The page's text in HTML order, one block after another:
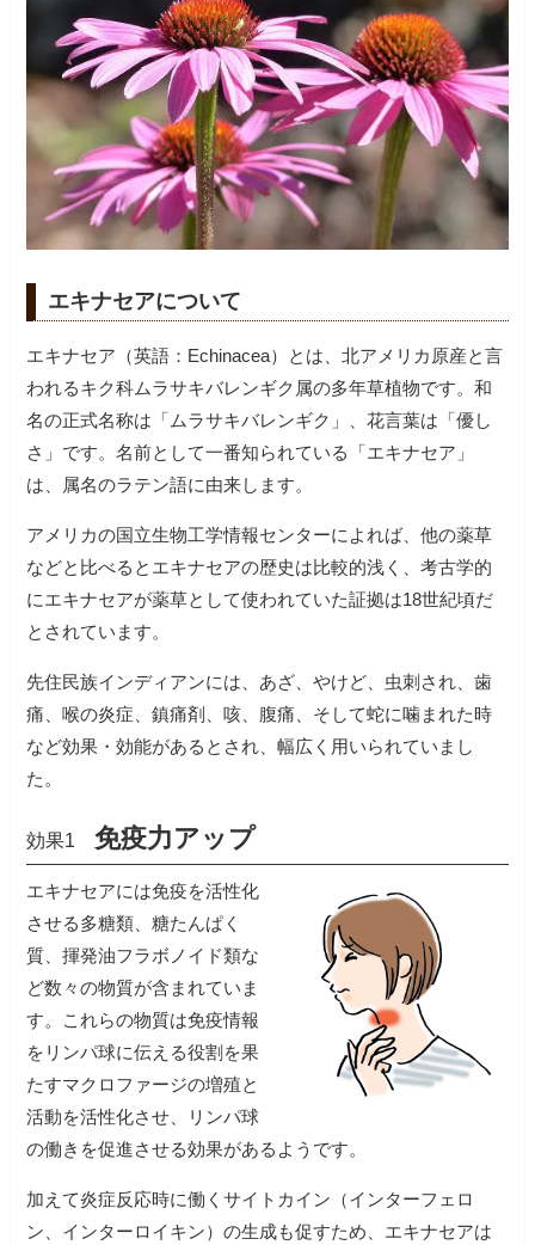
エキナセアについて
エキナセア（英語：Echinacea）とは、北アメリカ原産と言
われるキク科ムラサキバレンギク属の多年草植物です。和
名の正式名称は「ムラサキバレンギク」、花言葉は「優し
さ」です。名前として一番知られている「エキナセア」
は、属名のラテン語に由来します。
アメリカの国立生物工学情報センターによれば、他の薬草
などと比べるとエキナセアの歴史は比較的浅く、考古学的
にエキナセアが薬草として使われていた証拠は18世紀頃だ
とされています。
先住民族インディアンには、あざ、やけど、虫刺され、歯
痛、喉の炎症、鎮痛剤、咳、腹痛、そして蛇に噛まれた時
など効果・効能があるとされ、幅広く用いられていまし
た。
効果1免疫力アップ
エキナセアには免疫を活性化
させる多糖類、糖たんぱく
質、揮発油フラボノイド類な
ど数々の物質が含まれていま
す。これらの物質は免疫情報
をリンパ球に伝える役割を果
たすマクロファージの増殖と
活動を活性化させ、リンパ球
の働きを促進させる効果があるようです。
加えて炎症反応時に働くサイトカイン（インターフェロ
ン、インターロイキン）の生成も促すため、エキナセアは